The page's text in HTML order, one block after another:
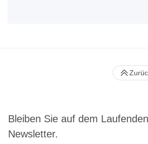
Bleiben Sie auf dem
Newsletter.